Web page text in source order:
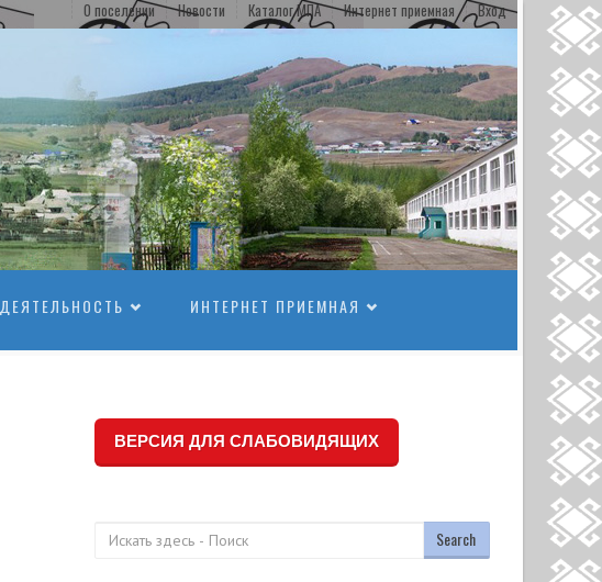
О поселении Новости Каталог МПА Интернет приемная Вход
ДЕЯТЕЛЬНОСТЬ ИНТЕРНЕТ ПРИЕМНАЯ
ВЕРСИЯ ДЛЯ СЛАБОВИДЯЩИХ